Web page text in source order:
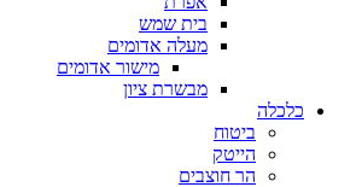
בית שמש
מעלה אדומים
מישור אדומים
מבשרת ציון
כלכלה
ביטוח
הייטק
הר חוצבים